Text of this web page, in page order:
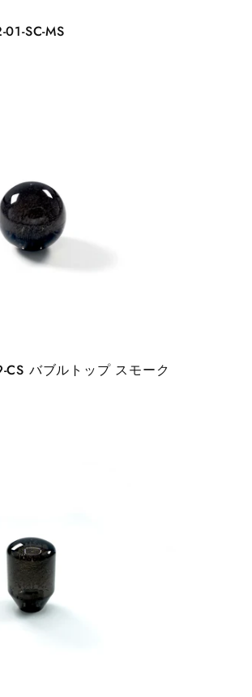
SC-MS
CS バブルトップ スモーク